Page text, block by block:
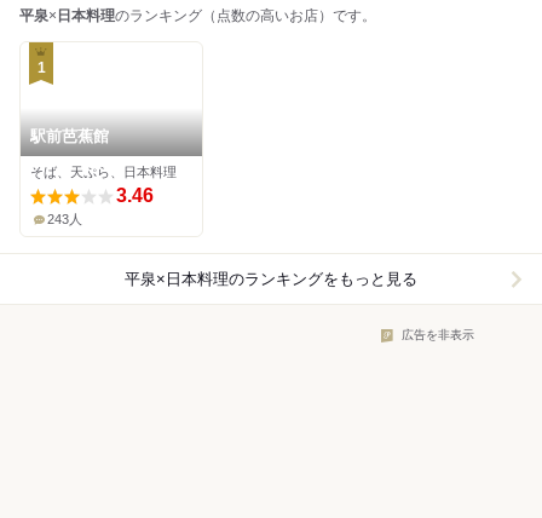
平泉× 日本料理のランキング（点数の高いお店）です。
1
駅前芭蕉館
そば、天ぷら、日本料理
3.46
243人
平泉×日本料理のランキングをもっと見る
広告を非表示